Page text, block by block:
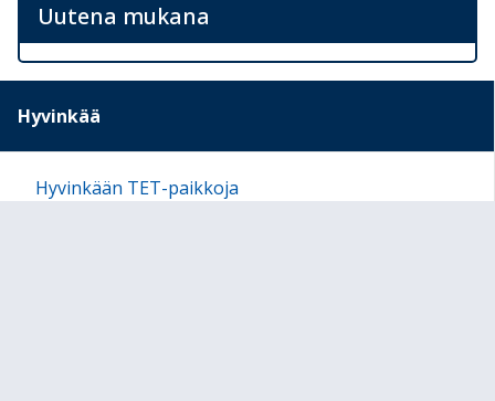
Uutena mukana
Hyvinkää
Hyvinkään TET-paikkoja